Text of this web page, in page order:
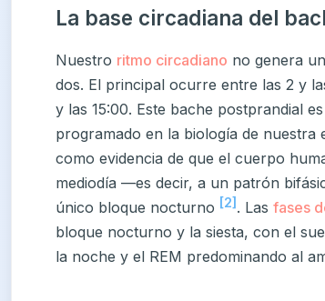
La base circadiana del
Nuestro ritmo circadiano no genera
dos. El principal ocurre entre las 2 y
y las 15:00. Este bache postprandial
programado en la biología de nuestra
como evidencia de que el cuerpo
mediodía —es decir, a un patrón
único bloque nocturno [2] . Las fases
bloque nocturno y la siesta, con el
la noche y el REM predominando al